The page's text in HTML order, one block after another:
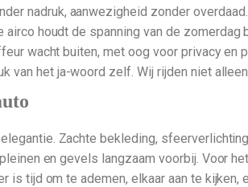
nadruk, aanwezigheid zonder overdaad.
houdt de spanning van de
wacht buiten, met oog voor privacy
het ja-woord zelf. Wij rijden niet
Zachte bekleding,
en gevels langzaam voorbij. Voor
tijd om te ademen, elkaar aan te